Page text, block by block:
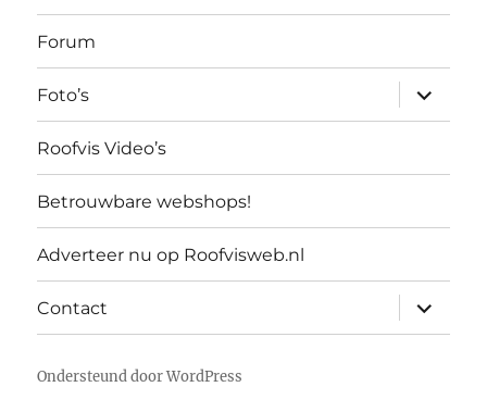
Forum
Foto’s
Roofvis Video’s
Betrouwbare webshops!
Adverteer nu op Roofvisweb.nl
Contact
Ondersteund door WordPress